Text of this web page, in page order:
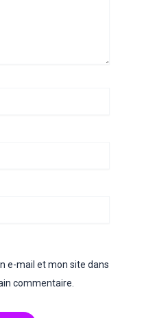
e-mail et mon site dans
commentaire.